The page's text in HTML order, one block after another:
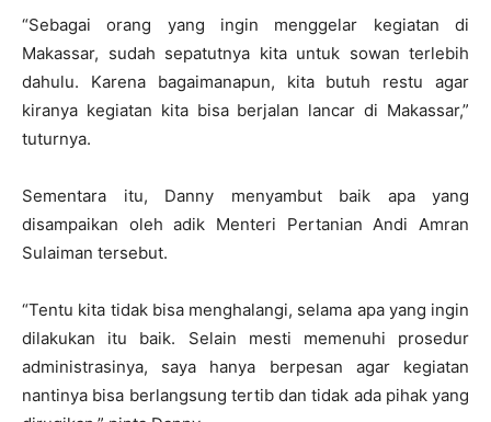
“Sebagai orang yang ingin menggelar kegiatan di
Makassar, sudah sepatutnya kita untuk sowan terlebih
dahulu. Karena bagaimanapun, kita butuh restu agar
kiranya kegiatan kita bisa berjalan lancar di Makassar,”
tuturnya.
Sementara itu, Danny menyambut baik apa yang
disampaikan oleh adik Menteri Pertanian Andi Amran
Sulaiman tersebut.
“Tentu kita tidak bisa menghalangi, selama apa yang ingin
dilakukan itu baik. Selain mesti memenuhi prosedur
administrasinya, saya hanya berpesan agar kegiatan
nantinya bisa berlangsung tertib dan tidak ada pihak yang